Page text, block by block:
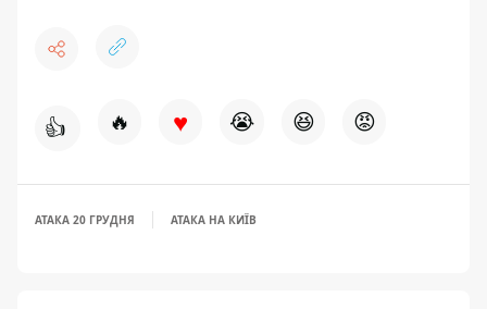
👍 🔥 ♥ 😭 😆 😡
АТАКА 20 ГРУДНЯ АТАКА НА КИЇВ